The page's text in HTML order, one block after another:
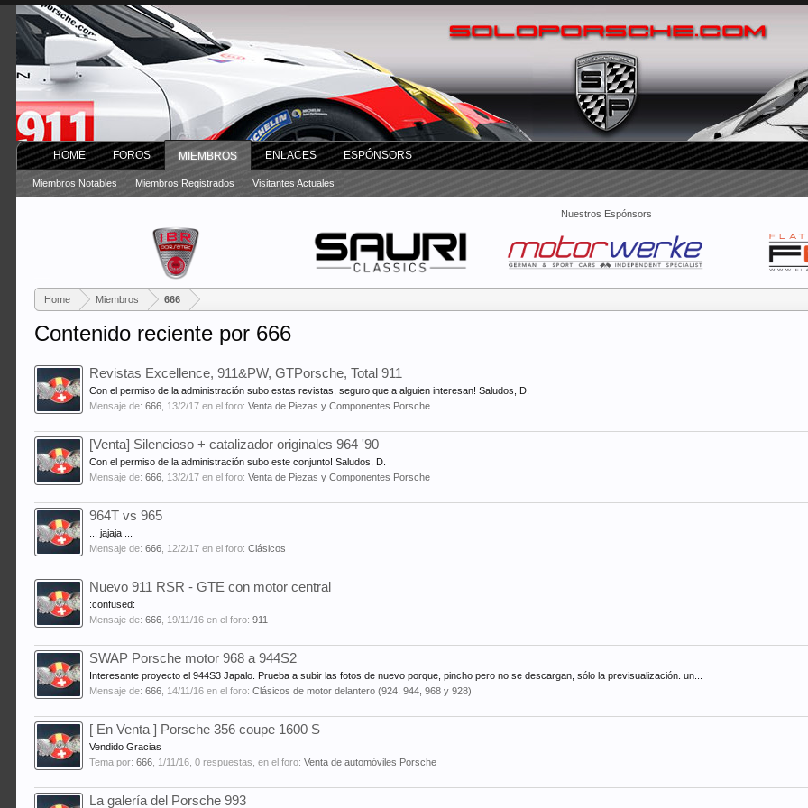
Nuestros Espónsors
Home Miembros 666
Contenido reciente por 666
Revistas Excellence, 911&PW, GTPorsche, Total 911
Con el permiso de la administración subo estas revistas, seguro que a alguien interesan! Saludos, D.
Mensaje de:666 13/2/17 en el foro:Venta de Piezas y Componentes Porsche
[Venta] Silencioso + catalizador originales 964 '90
Con el permiso de la administración subo este conjunto! Saludos, D.
Mensaje de:666 13/2/17 en el foro:Venta de Piezas y Componentes Porsche
964T vs 965
... jajaja ...
Mensaje de:666 12/2/17 en el foro:Clásicos
Nuevo 911 RSR - GTE con motor central
:confused:
Mensaje de:666 19/11/16 en el foro:911
SWAP Porsche motor 968 a 944S2
Interesante proyecto el 944S3 Japalo. Prueba a subir las fotos de nuevo porque, pincho pero no se descargan, sólo la previsualización. un...
Mensaje de:666 14/11/16 en el foro:Clásicos de motor delantero (924, 944, 968 y 928)
[ En Venta ] Porsche 356 coupe 1600 S
Vendido Gracias
Tema por:666 1/11/16 , 0 respuestas, en el foro:Venta de automóviles Porsche
La galería del Porsche 993
HOME FOROS MIEMBROS
Miembros Notables Miembros Registrados Visitantes Actuales
ENLACES ESPÓNSORS